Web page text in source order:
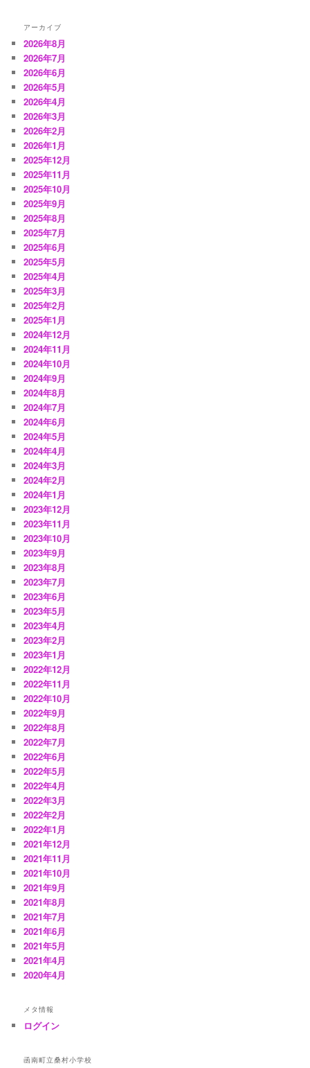
アーカイブ
2026年8月
2026年7月
2026年6月
2026年5月
2026年4月
2026年3月
2026年2月
2026年1月
2025年12月
2025年11月
2025年10月
2025年9月
2025年8月
2025年7月
2025年6月
2025年5月
2025年4月
2025年3月
2025年2月
2025年1月
2024年12月
2024年11月
2024年10月
2024年9月
2024年8月
2024年7月
2024年6月
2024年5月
2024年4月
2024年3月
2024年2月
2024年1月
2023年12月
2023年11月
2023年10月
2023年9月
2023年8月
2023年7月
2023年6月
2023年5月
2023年4月
2023年2月
2023年1月
2022年12月
2022年11月
2022年10月
2022年9月
2022年8月
2022年7月
2022年6月
2022年5月
2022年4月
2022年3月
2022年2月
2022年1月
2021年12月
2021年11月
2021年10月
2021年9月
2021年8月
2021年7月
2021年6月
2021年5月
2021年4月
2020年4月
メタ情報
ログイン
函南町立桑村小学校